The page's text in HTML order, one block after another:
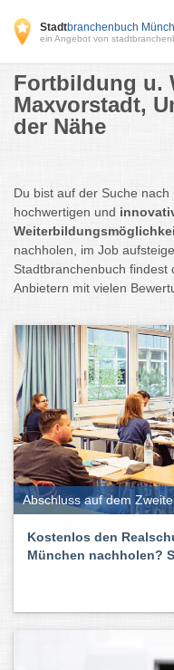
Stadtbranchenbuch
ein Angebot von
Fortbildung u.
Maxvorstadt,
der Nähe
Du bist auf der Suche nach
hochwertigen und
nachholen, im Job
Stadtbranchenbuch findest
Anbietern mit vielen
Abschluss auf dem
Kostenlos den
München nachholen?